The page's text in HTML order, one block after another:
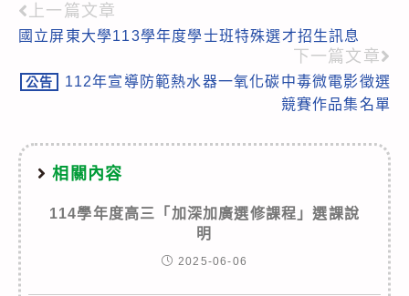
Read
more
articles
上一篇文章
國立屏東大學113學年度學士班特殊選才招生訊息
下一篇文章
公告
112年宣導防範熱水器一氧化碳中毒微電影徵選
競賽作品集名單
相關內容
114學年度高三「加深加廣選修課程」選課說
明
2025-06-06